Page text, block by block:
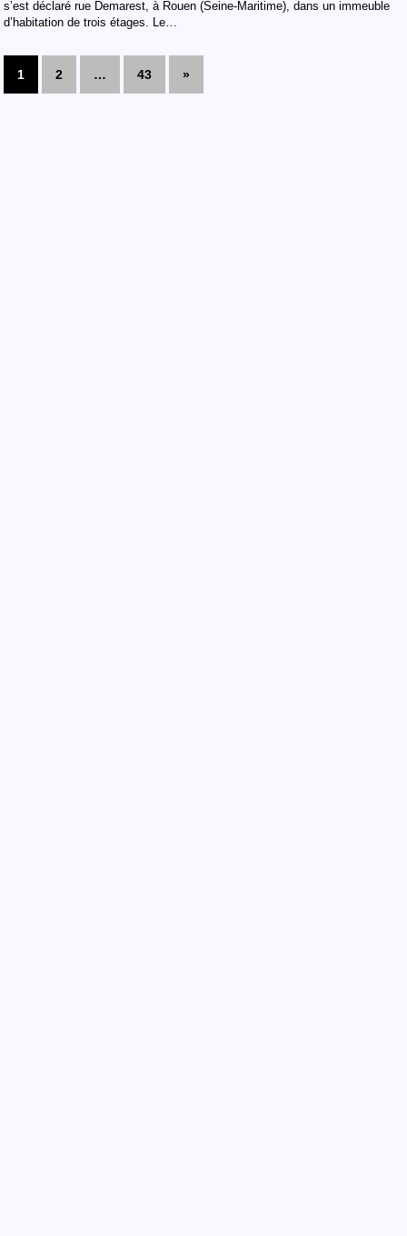
s’est déclaré rue Demarest, à Rouen (Seine-Maritime), dans un immeuble
d’habitation de trois étages. Le…
1 2 … 43 »